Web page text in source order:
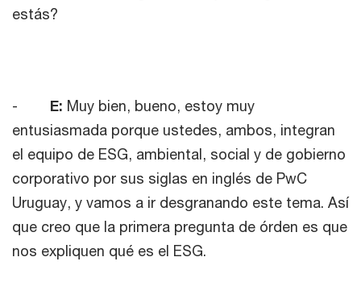
estás?
- E: Muy bien, bueno, estoy muy
entusiasmada porque ustedes, ambos, integran
el equipo de ESG, ambiental, social y de gobierno
corporativo por sus siglas en inglés de PwC
Uruguay, y vamos a ir desgranando este tema. Así
que creo que la primera pregunta de órden es que
nos expliquen qué es el ESG.